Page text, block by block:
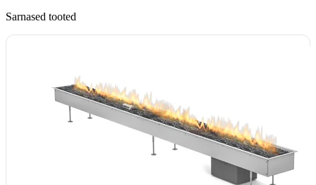
Sarnased tooted